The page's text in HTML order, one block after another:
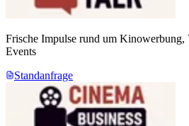
Frische Impulse rund um
Events
Standanfrage